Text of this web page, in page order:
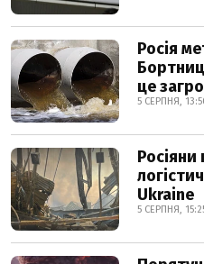
Росія
це
5 СЕРПНЯ,
Ukraine
5 СЕРПНЯ,